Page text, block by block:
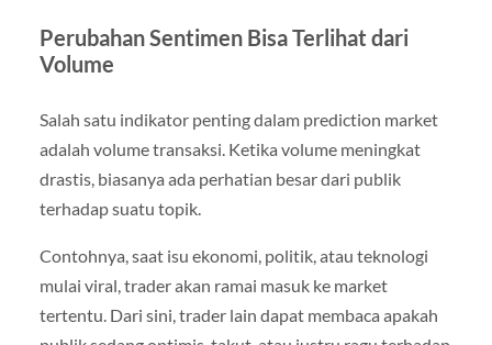
Perubahan Sentimen Bisa Terlihat dari
Volume
Salah satu indikator penting dalam prediction market
adalah volume transaksi. Ketika volume meningkat
drastis, biasanya ada perhatian besar dari publik
terhadap suatu topik.
Contohnya, saat isu ekonomi, politik, atau teknologi
mulai viral, trader akan ramai masuk ke market
tertentu. Dari sini, trader lain dapat membaca apakah